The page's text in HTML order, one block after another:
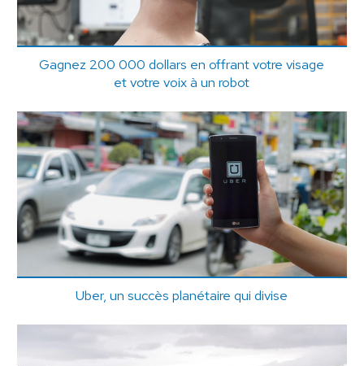
Gagnez 200 000 dollars en offrant votre visage
et votre voix à un robot
Uber, un succès planétaire qui divise